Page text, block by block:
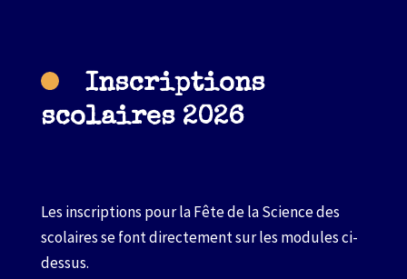
Inscriptions
scolaires 2026
Les inscriptions pour la Fête de la Science des
scolaires se font directement sur les modules ci-
dessus.